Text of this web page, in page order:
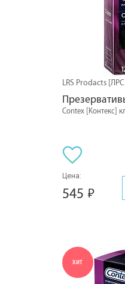
LRS Prodacts
Contex [Контекс]
Цена:
545
ХИТ